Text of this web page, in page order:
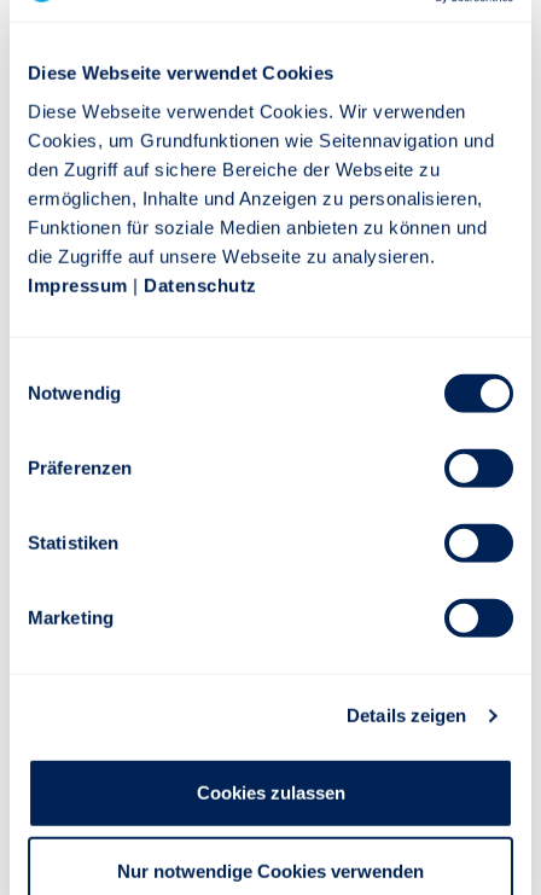
Diese Webseite verwendet Cookies
Diese Webseite verwendet Cookies. Wir verwenden
Cookies, um Grundfunktionen wie Seitennavigation und
den Zugriff auf sichere Bereiche der Webseite zu
ermöglichen, Inhalte und Anzeigen zu personalisieren,
Funktionen für soziale Medien anbieten zu können und
die Zugriffe auf unsere Webseite zu analysieren.
Impressum | Datenschutz
Notwendig
Präferenzen
Statistiken
Marketing
Details zeigen
Cookies zulassen
Nur notwendige Cookies verwenden
Jahresbericht
SFDR vorvertragliches Dokument
PDF
Risiko-Rendite-Diagramm
5 Jahre 10 Jahre